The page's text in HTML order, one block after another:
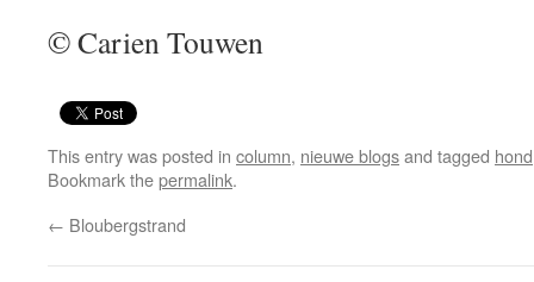
© Carien Touwen
This entry was posted in column, nieuwe blogsand tagged hond
Bookmark thepermalink.
← Bloubergstrand